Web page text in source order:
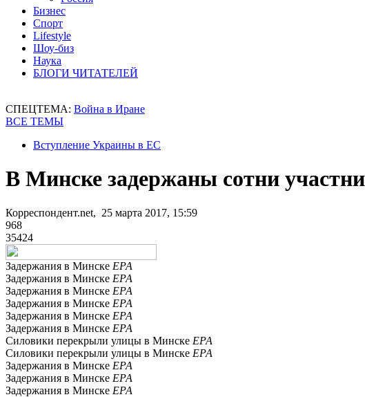
Бизнес
Спорт
Lifestyle
Шоу-биз
Наука
БЛОГИ ЧИТАТЕЛЕЙ
СПЕЦТЕМА: Война в Иране
ВСЕ ТЕМЫ
Вступление Украины в ЕС
В Минске задержаны сотни
Корреспондент.net, 25 марта 2017, 15:59
968
35424
Задержания в Минске ЕРА
Задержания в Минске ЕРА
Задержания в Минске ЕРА
Задержания в Минске ЕРА
Задержания в Минске ЕРА
Задержания в Минске ЕРА
Силовики перекрыли улицы в Минске ЕРА
Силовики перекрыли улицы в Минске ЕРА
Задержания в Минске ЕРА
Задержания в Минске ЕРА
Задержания в Минске ЕРА